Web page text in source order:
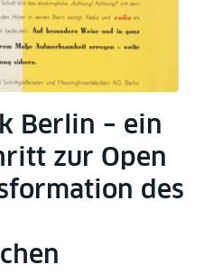
Berlin – ein
zur Open
des